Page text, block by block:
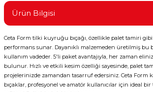
Ürün Bilgisi
Ceta Form tilki kuyruğu bıçağı, özellikle palet tamiri
performans sunar. Dayanıklı malzemeden üretilmiş bu
kullanım vadeder. 5'li paket avantajıyla, her zaman
bulunur. Hızlı ve etkili kesim özelliği sayesinde, palet
projelerinizde zamandan tasarruf edersiniz. Ceta Form
bıçaklar, profesyonel ve amatör kullanıcılar için ideal